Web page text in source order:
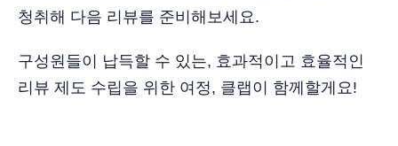
청취해 다음 리뷰를 준비해보세요.
구성원들이 납득할 수 있는, 효과적이고 효율적인
리뷰 제도 수립을 위한 여정, 클랩이 함께할게요!